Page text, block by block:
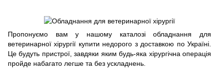
Пропонуємо вам у нашому каталозі обладнання для
ветеринарної хірургії купити недорого з доставкою по Україні.
Це будуть пристрої, завдяки яким будь-яка хірургічна операція
пройде набагато легше та без ускладнень.